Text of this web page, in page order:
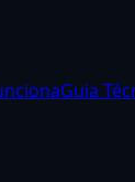
Guia